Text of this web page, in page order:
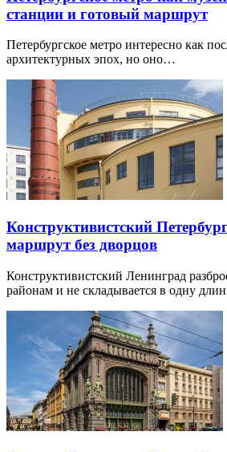
станции и готовый маршрут
Петербургское метро интересно как
архитектурных эпох, но оно…
Конструктивистский
маршрут без дворцов
Конструктивистский Ленинград
районам и не складывается в одну